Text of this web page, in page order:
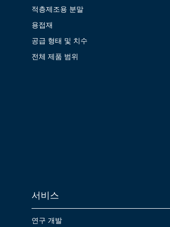
적층제조용 분말
용접재
공급 형태 및 치수
전체 제품 범위
서비스
연구 개발